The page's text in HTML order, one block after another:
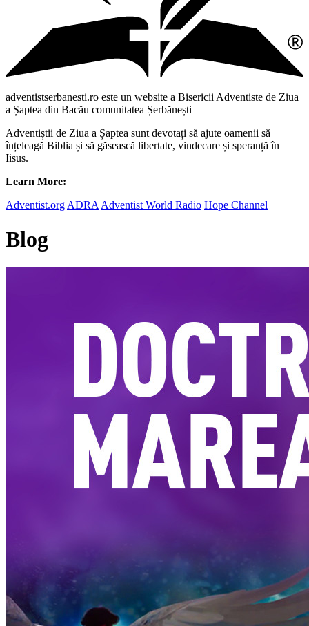
adventistserbanesti.ro este un website a Bisericii Adventiste de Ziua
a Șaptea din Bacău comunitatea Șerbănești
Adventiștii de Ziua a Șaptea sunt devotați să ajute oamenii să
înțeleagă Biblia și să găsească libertate, vindecare și speranță în
Iisus.
Learn More:
Adventist.org ADRA Adventist World Radio Hope Channel
Blog